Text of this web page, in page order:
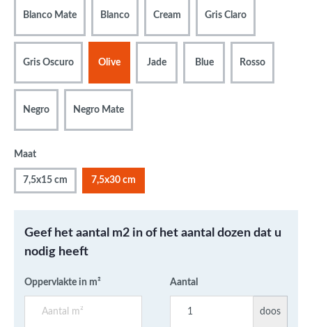
Blanco Mate Blanco Cream Gris Claro
Gris Oscuro Olive Jade Blue Rosso
Negro Negro Mate
Maat
7,5x15 cm 7,5x30 cm
Geef het aantal m2 in of het aantal dozen dat u
nodig heeft
Oppervlakte in m² Aantal
doos